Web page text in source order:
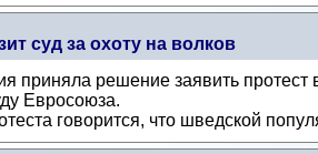
суд за охоту на волков
приняла решение заявить
Евросоюза.
говорится, что шведской